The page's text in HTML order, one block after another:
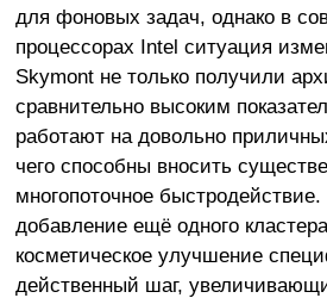
для фоновых задач, однако в
процессорах Intel ситуация
Skymont не только получили
сравнительно высоким
работают на довольно
чего способны вносить
многопоточное
добавление ещё одного
косметическое улучшение
действенный шаг,